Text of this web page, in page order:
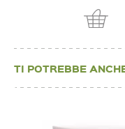
TI POTREBBE